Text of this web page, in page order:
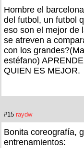
Hombre el
del futbol, un futbol
eso son el mejor de
se atreven a
con los
estéfano)
QUIEN ES MEJOR.
#15 raydw
Bonita coreografía,
entrenamientos: